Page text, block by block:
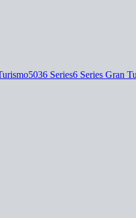
5036 Series6 Series Gran